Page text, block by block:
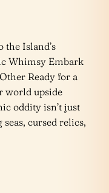
the Island’s
Whimsy Embark
Ready for a
world upside
oddity isn’t just
cursed relics,